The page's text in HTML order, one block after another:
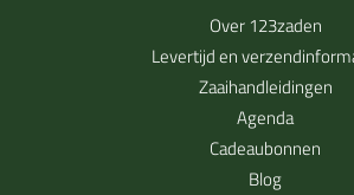
Over 123zaden
Levertijd en
Zaaihandleidingen
Agenda
Cadeaubonnen
Blog